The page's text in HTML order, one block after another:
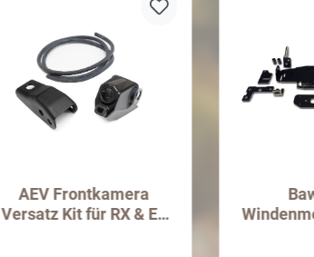
AEV Frontkamera
Versatz Kit für RX & EX